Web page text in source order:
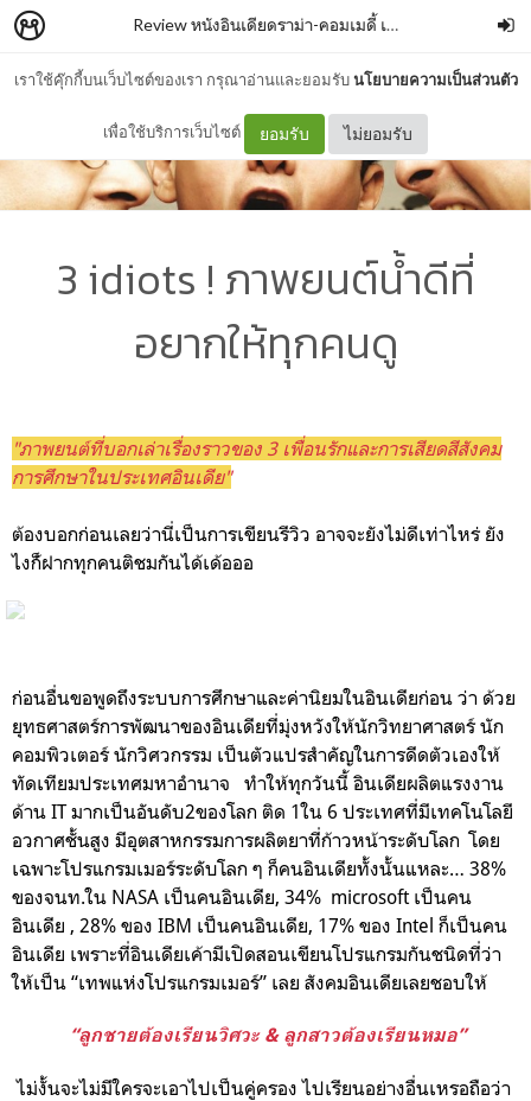
เราใช้คุ๊กกี้บนเว็บไซต์ของเรา กรุณาอ่านและยอมรับนโยบายความเป็นส่วนตัว
เพื่อใช้บริการเว็บไซต์ ยอมรับ ไม่ยอมรับ
Review หนังอินเดียดราม่า-คอมเมดี้ เรื่อง " 3 idiots " –
3 idiots ! ภาพยนต์น้ำดีที่
อยากให้ทุกคนดู
"ภาพยนต์ที่บอกเล่าเรื่องราวของ 3 เพื่อนรักและการเสียดสีสังคม
การศึกษาในประเทศอินเดีย"
ต้องบอกก่อนเลยว่านี่เป็นการเขียนรีวิว อาจจะยังไม่ดีเท่าไหร่ ยัง
ไงก้็ฝากทุกคนติชมกันได้เด้อออ
ก่อนอื่นขอพูดถึงระบบการศึกษาและค่านิยมในอินเดียก่อน ว่า ด้วย
ยุทธศาสตร์การพัฒนาของอินเดียที่มุ่งหวังให้นักวิทยาศาสตร์ นัก
คอมพิวเตอร์ นักวิศวกรรม เป็นตัวแปรสำคัญในการดีดตัวเองให้
ทัดเทียมประเทศมหาอำนาจ
ทำให้ทุกวันนี้ อินเดียผลิตแรงงาน
ด้าน IT มากเป็นอันดับ2ของโลก ติด 1ใน 6 ประเทศที่มีเทคโนโลยี
อวกาศชั้นสูง มีอุตสาหกรรมการผลิตยาที่ก้าวหน้าระดับโลก โดย
เฉพาะโปรแกรมเมอร์ระดับโลก ๆ ก็คนอินเดียทั้งนั้นแหละ… 38%
ของจนท.ใน NASA เป็นคนอินเดีย, 34% microsoft เป็นคน
อินเดีย , 28% ของ IBM เป็นคนอินเดีย, 17% ของ Intel ก็เป็นคน
อินเดีย เพราะที่อินเดียเค้ามีเปิดสอนเขียนโปรแกรมกันชนิดที่ว่า
ให้เป็น “เทพแห่งโปรแกรมเมอร์” เลย สังคมอินเดียเลยชอบให้
“ลูกชายต้องเรียนวิศวะ& ลูกสาวต้องเรียนหมอ”
ไม่งั้นจะไม่มีใครจะเอาไปเป็นคู่ครอง ไปเรียนอย่างอื่นเหรอถือว่า